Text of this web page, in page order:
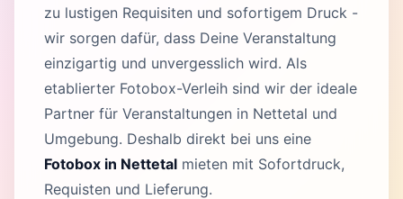
zu lustigen Requisiten und sofortigem Druck -
wir sorgen dafür, dass Deine Veranstaltung
einzigartig und unvergesslich wird. Als
etablierter Fotobox-Verleih sind wir der ideale
Partner für Veranstaltungen in Nettetal und
Umgebung. Deshalb direkt bei uns eine
Fotobox in Nettetal mieten mit Sofortdruck,
Requisten und Lieferung.